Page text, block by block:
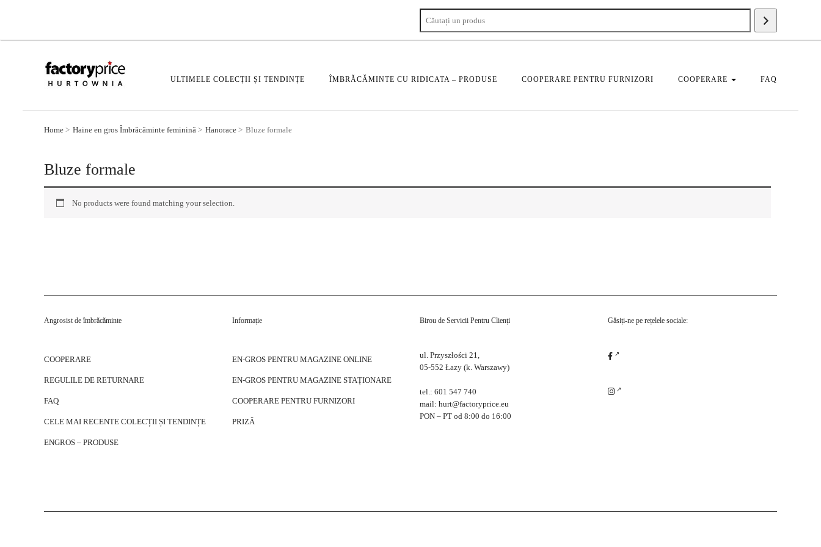
un
produs
ULTIMELE COLECȚII ȘI TENDINȚE ÎMBRĂCĂMINTE CU RIDICATA – PRODUSE COOPERARE PENTRU FURNIZORI COOPERARE FAQ
Home Haine en gros Îmbrăcăminte feminină Hanorace Bluze formale
Bluze formale
No products were found matching your selection.
Angrosist de îmbrăcăminte
COOPERARE
REGULILE DE RETURNARE
FAQ
CELE MAI RECENTE COLECȚII ȘI TENDINȚE
ENGROS – PRODUSE
Informație
EN-GROS PENTRU MAGAZINE ONLINE
EN-GROS PENTRU MAGAZINE STAȚIONARE
COOPERARE PENTRU FURNIZORI
PRIZĂ
Birou de Servicii Pentru Clienți
ul. Przyszłości 21,
05-552 Łazy (k. Warszawy)
tel.: 601 547 740
mail: hurt@factoryprice.eu
PON – PT od 8:00 do 16:00
Găsiți-ne pe rețelele sociale: